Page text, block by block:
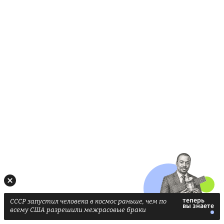
СССР запустил человека в космос раньше, чем по
всему США разрешили межрасовые браки